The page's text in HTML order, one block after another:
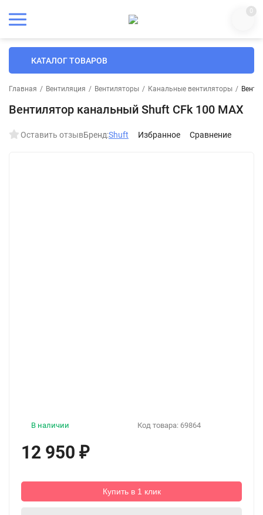
0
КАТАЛОГ ТОВАРОВ
Главная / Вентиляция / Вентиляторы / Канальные вентиляторы /
Вентилятор канальный Shuft CFk 100 MAX
Оставить отзывБренд:Shuft Избранное Сравнение
Код товара: 69864
В наличии
12 950 ₽
Купить в 1 клик